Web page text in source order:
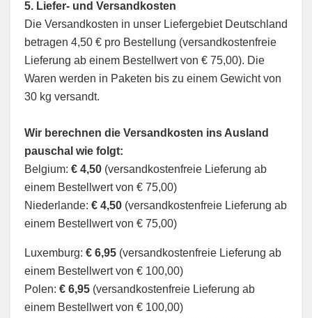
5. Liefer- und Versandkosten
Die Versandkosten in unser Liefergebiet Deutschland
betragen 4,50 € pro Bestellung (versandkostenfreie
Lieferung ab einem Bestellwert von € 75,00). Die
Waren werden in Paketen bis zu einem Gewicht von
30 kg versandt.
Wir berechnen die Versandkosten ins Ausland
pauschal wie folgt:
Belgium: € 4,50 (versandkostenfreie Lieferung ab
einem Bestellwert von € 75,00)
Niederlande: € 4,50 (versandkostenfreie Lieferung ab
einem Bestellwert von € 75,00)
Luxemburg: € 6,95 (versandkostenfreie Lieferung ab
einem Bestellwert von € 100,00)
Polen: € 6,95 (versandkostenfreie Lieferung ab
einem Bestellwert von € 100,00)